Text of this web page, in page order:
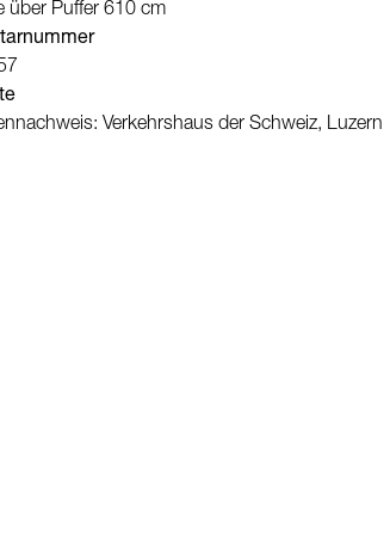
über Puffer 610 cm
Verkehrshaus der Schweiz, Luzern